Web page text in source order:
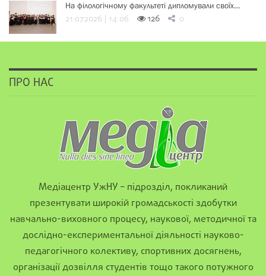
На філологічному факультеті дипломували своїх…
21.07.2026 | 14:06 126 0
ПРО НАС
Медіацентр УжНУ – підрозділ, покликаний
презентувати широкій громадськості здобутки
навчально-виховного процесу, наукової, методичної та
дослідно-експериментальної діяльності науково-
педагогічного колективу, спортивних досягнень,
організації дозвілля студентів тощо такого потужного